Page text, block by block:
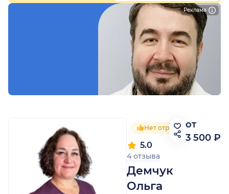
Нет отрицательных
Демчук
Ольга
5.0
4 отзыва
от
3 500 ₽
Реклама